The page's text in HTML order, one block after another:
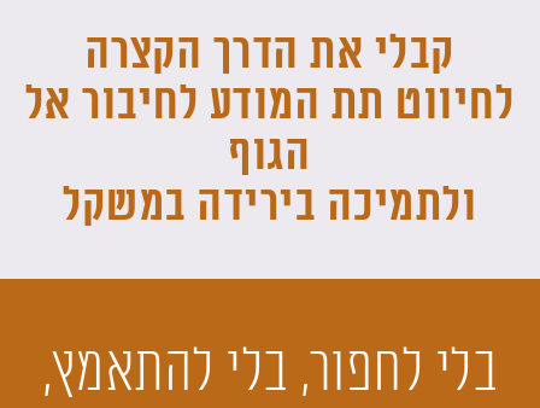
קבלי את הדרך הקצרה
לחיווט תת המודע לחיבור אל
הגוף
ולתמיכה בירידה במשקל
בלי לחפור, בלי להתאמץ,